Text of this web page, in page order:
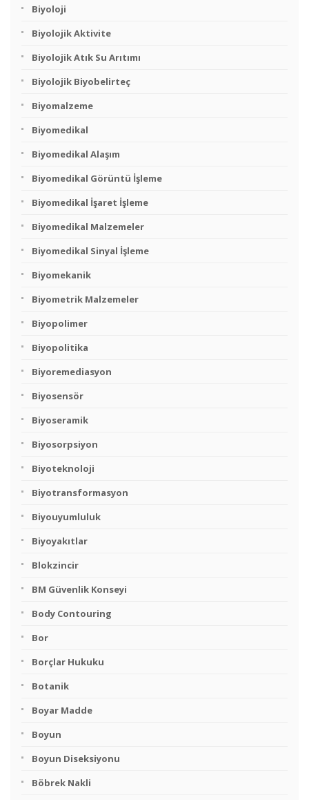
Biyoloji
Biyolojik Aktivite
Biyolojik Atık Su Arıtımı
Biyolojik Biyobelirteç
Biyomalzeme
Biyomedikal
Biyomedikal Alaşım
Biyomedikal Görüntü İşleme
Biyomedikal İşaret İşleme
Biyomedikal Malzemeler
Biyomedikal Sinyal İşleme
Biyomekanik
Biyometrik Malzemeler
Biyopolimer
Biyopolitika
Biyoremediasyon
Biyosensör
Biyoseramik
Biyosorpsiyon
Biyoteknoloji
Biyotransformasyon
Biyouyumluluk
Biyoyakıtlar
Blokzincir
BM Güvenlik Konseyi
Body Contouring
Bor
Borçlar Hukuku
Botanik
Boyar Madde
Boyun
Boyun Diseksiyonu
Böbrek Nakli